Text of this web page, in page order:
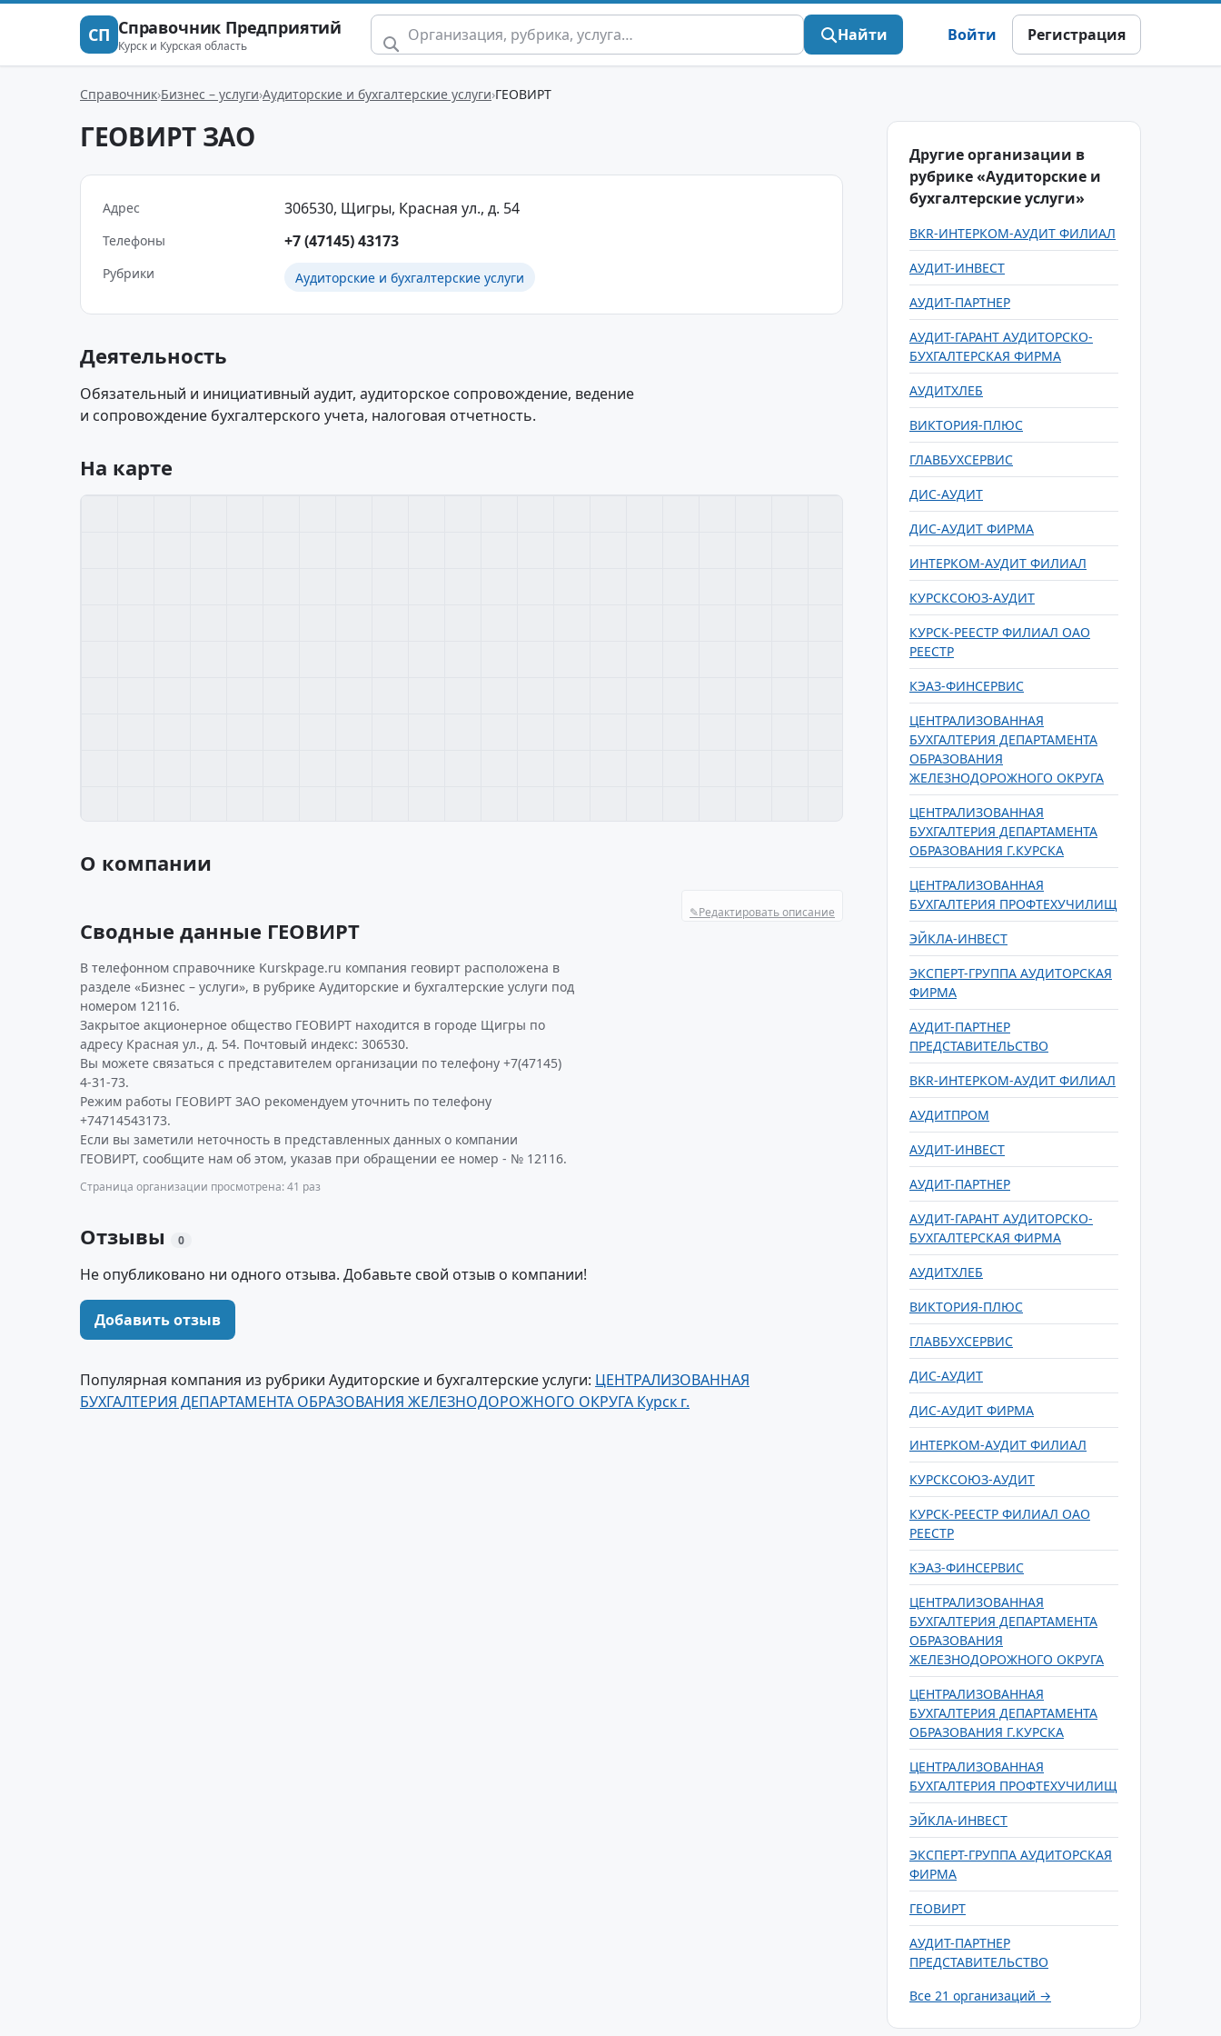
СП Справочник Предприятий
Курск и Курская область
Найти Войти Регистрация
Справочник Бизнес – услуги Аудиторские и бухгалтерские услуги ГЕОВИРТ
ГЕОВИРТ ЗАО
Адрес 306530, Щигры, Красная ул., д. 54
Телефоны +7 (47145) 43173
Рубрики Аудиторские и бухгалтерские услуги
Деятельность
Обязательный и инициативный аудит, аудиторское сопровождение, ведение
и сопровождение бухгалтерского учета, налоговая отчетность.
На карте
О компании
✎Редактировать описание
Сводные данные ГЕОВИРТ
В телефонном справочнике Kurskpage.ru компания геовирт расположена в
разделе «Бизнес – услуги», в рубрике Аудиторские и бухгалтерские услуги под
номером 12116.
Закрытое акционерное общество ГЕОВИРТ находится в городе Щигры по
адресу Красная ул., д. 54. Почтовый индекс: 306530.
Вы можете связаться с представителем организации по телефону +7(47145)
4-31-73.
Режим работы ГЕОВИРТ ЗАО рекомендуем уточнить по телефону
+74714543173.
Если вы заметили неточность в представленных данных о компании
ГЕОВИРТ, сообщите нам об этом, указав при обращении ее номер - № 12116.
Страница организации просмотрена: 41 раз
Отзывы 0
Не опубликовано ни одного отзыва. Добавьте свой отзыв о компании!
Добавить отзыв
Популярная компания из рубрики Аудиторские и бухгалтерские услуги: ЦЕНТРАЛИЗОВАННАЯ
БУХГАЛТЕРИЯ ДЕПАРТАМЕНТА ОБРАЗОВАНИЯ ЖЕЛЕЗНОДОРОЖНОГО ОКРУГА Курск г.
Другие организации в
рубрике «Аудиторские и
бухгалтерские услуги»
BKR-ИНТЕРКОМ-АУДИТ ФИЛИАЛ
АУДИТ-ИНВЕСТ
АУДИТ-ПАРТНЕР
АУДИТ-ГАРАНТ АУДИТОРСКО-
БУХГАЛТЕРСКАЯ ФИРМА
АУДИТХЛЕБ
ВИКТОРИЯ-ПЛЮС
ГЛАВБУХСЕРВИС
ДИС-АУДИТ
ДИС-АУДИТ ФИРМА
ИНТЕРКОМ-АУДИТ ФИЛИАЛ
КУРСКСОЮЗ-АУДИТ
КУРСК-РЕЕСТР ФИЛИАЛ ОАО
РЕЕСТР
КЭАЗ-ФИНСЕРВИС
ЦЕНТРАЛИЗОВАННАЯ
БУХГАЛТЕРИЯ ДЕПАРТАМЕНТА
ОБРАЗОВАНИЯ
ЖЕЛЕЗНОДОРОЖНОГО ОКРУГА
ЦЕНТРАЛИЗОВАННАЯ
БУХГАЛТЕРИЯ ДЕПАРТАМЕНТА
ОБРАЗОВАНИЯ Г.КУРСКА
ЦЕНТРАЛИЗОВАННАЯ
БУХГАЛТЕРИЯ ПРОФТЕХУЧИЛИЩ
ЭЙКЛА-ИНВЕСТ
ЭКСПЕРТ-ГРУППА АУДИТОРСКАЯ
ФИРМА
АУДИТ-ПАРТНЕР
ПРЕДСТАВИТЕЛЬСТВО
BKR-ИНТЕРКОМ-АУДИТ ФИЛИАЛ
АУДИТПРОМ
АУДИТ-ИНВЕСТ
АУДИТ-ПАРТНЕР
АУДИТ-ГАРАНТ АУДИТОРСКО-
БУХГАЛТЕРСКАЯ ФИРМА
АУДИТХЛЕБ
ВИКТОРИЯ-ПЛЮС
ГЛАВБУХСЕРВИС
ДИС-АУДИТ
ДИС-АУДИТ ФИРМА
ИНТЕРКОМ-АУДИТ ФИЛИАЛ
КУРСКСОЮЗ-АУДИТ
КУРСК-РЕЕСТР ФИЛИАЛ ОАО
РЕЕСТР
КЭАЗ-ФИНСЕРВИС
ЦЕНТРАЛИЗОВАННАЯ
БУХГАЛТЕРИЯ ДЕПАРТАМЕНТА
ОБРАЗОВАНИЯ
ЖЕЛЕЗНОДОРОЖНОГО ОКРУГА
ЦЕНТРАЛИЗОВАННАЯ
БУХГАЛТЕРИЯ ДЕПАРТАМЕНТА
ОБРАЗОВАНИЯ Г.КУРСКА
ЦЕНТРАЛИЗОВАННАЯ
БУХГАЛТЕРИЯ ПРОФТЕХУЧИЛИЩ
ЭЙКЛА-ИНВЕСТ
ЭКСПЕРТ-ГРУППА АУДИТОРСКАЯ
ФИРМА
ГЕОВИРТ
АУДИТ-ПАРТНЕР
ПРЕДСТАВИТЕЛЬСТВО
Все 21 организаций →